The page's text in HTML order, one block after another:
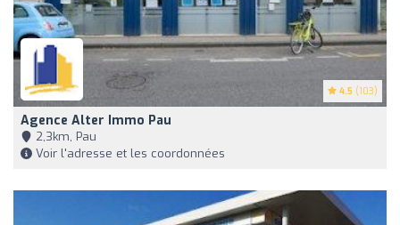
4.5 (103)
Agence Alter Immo Pau
2,3km, Pau
Voir l'adresse et les coordonnées